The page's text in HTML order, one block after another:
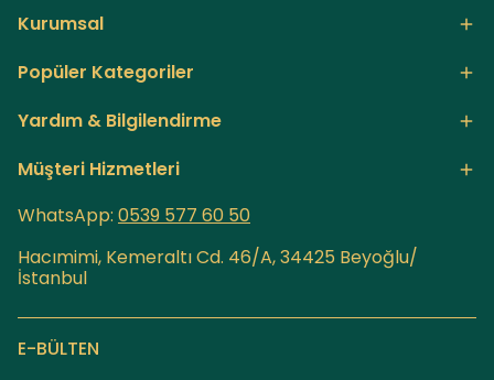
Kurumsal
Popüler Kategoriler
Yardım & Bilgilendirme
Müşteri Hizmetleri
WhatsApp: 0539 577 60 50
Hacımimi, Kemeraltı Cd. 46/A, 34425 Beyoğlu/
İstanbul
E-BÜLTEN